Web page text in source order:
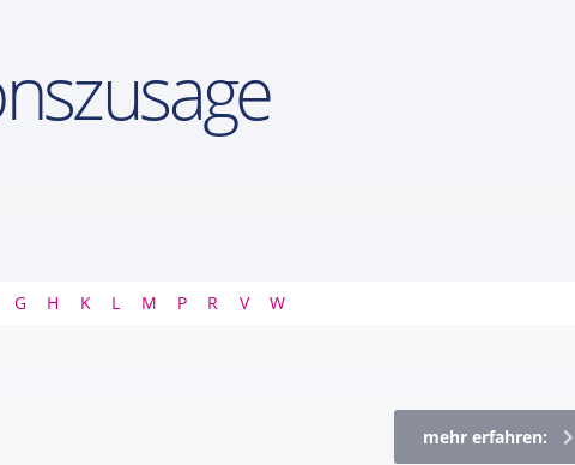
G H K L M P R V W
mehr erfahren: